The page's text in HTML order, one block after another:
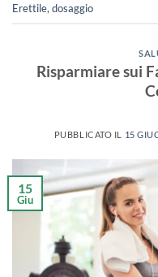
Erettile, dosaggio
Risparmiare sui
PUBBLICATO IL 15
15
Giu